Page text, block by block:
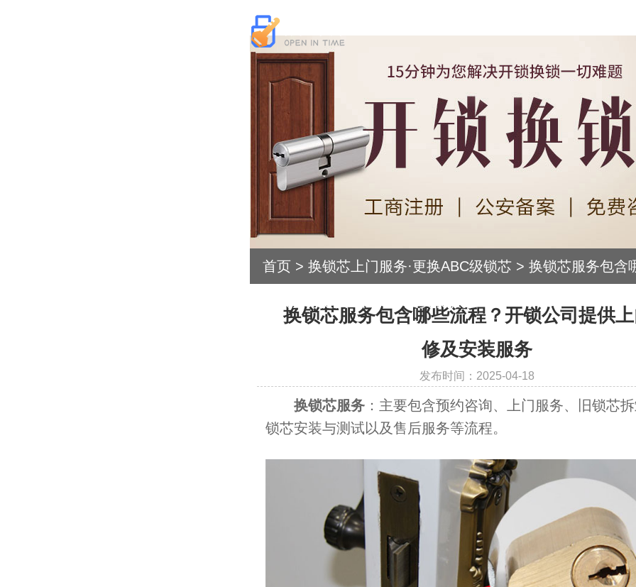
首页 > 换锁芯上门服务·更换ABC级锁芯 > 换锁芯服务包含
开锁公司提供上门维修及安装服务
换锁芯服务包含哪些流程？开锁公司提供
修及安装服务
发布时间：2025-04-18
换锁芯服务 ：主要包含预约咨询、上门服务、旧锁芯
锁芯安装与测试以及售后服务等流程。